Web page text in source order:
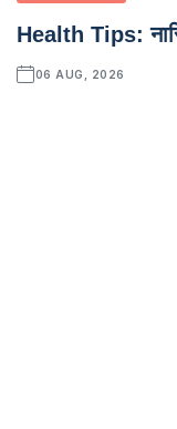
Health Tips:
06 AUG, 2026